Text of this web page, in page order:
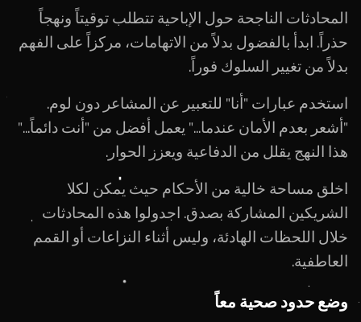
المحادثات الناجحة حول الإباحية تتطلب توقيتاً ونهجاً
حذراً. ابدأ بالفضول بدلاً من الاتهامات، مركزاً على الفهم
بدلاً من تغيير السلوك فوراً.
استخدم عبارات "أنا" للتعبير عن المشاعر دون لوم.
"أشعر بعدم الأمان عندما..." يعمل أفضل من "أنت دائماً..."
هذا النهج يقلل من الدفاعية ويعزز الحوار.
اخلق مساحة خالية من الأحكام حيث يمكن لكلا
الشريكين المشاركة بصدق. اجدولوا هذه المحادثات
خلال اللحظات الهادئة، وليس أثناء النزاعات أو القمم
العاطفية.
وضع حدود صحية معاً